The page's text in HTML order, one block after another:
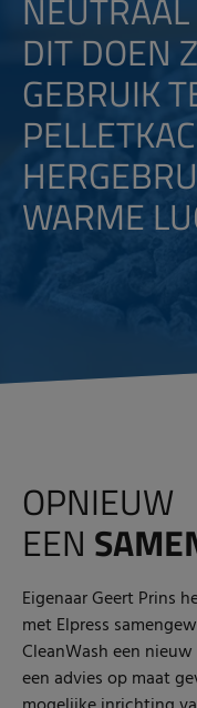
DIT DOEN
GEBRUIK
WARME
OPNIEUW
EEN
Eigenaar Geert Prins
met Elpress
CleanWash een
een advies op maat